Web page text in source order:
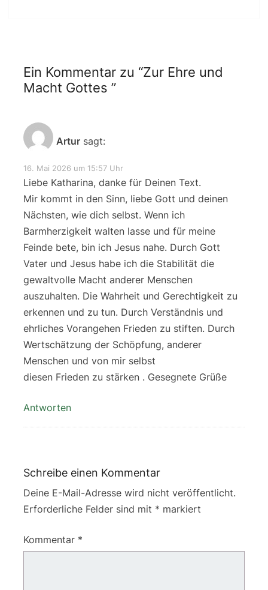
Ein Kommentar zu “Zur Ehre und
Macht Gottes ”
Artur sagt:
16. Mai 2026 um 15:57 Uhr
Liebe Katharina, danke für Deinen Text.
Mir kommt in den Sinn, liebe Gott und deinen
Nächsten, wie dich selbst. Wenn ich
Barmherzigkeit walten lasse und für meine
Feinde bete, bin ich Jesus nahe. Durch Gott
Vater und Jesus habe ich die Stabilität die
gewaltvolle Macht anderer Menschen
auszuhalten. Die Wahrheit und Gerechtigkeit zu
erkennen und zu tun. Durch Verständnis und
ehrliches Vorangehen Frieden zu stiften. Durch
Wertschätzung der Schöpfung, anderer
Menschen und von mir selbst
diesen Frieden zu stärken . Gesegnete Grüße
Antworten
Schreibe einen Kommentar
Deine E-Mail-Adresse wird nicht veröffentlicht.
Erforderliche Felder sind mit * markiert
Kommentar *